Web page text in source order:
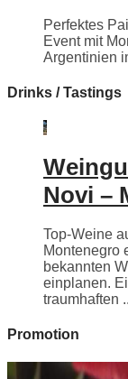
Perfektes
Event mit
Argentinien
Drinks / Tastings
Novi –
Top-Weine
Montenegro
bekannten
einplanen.
traumhaften
Promotion